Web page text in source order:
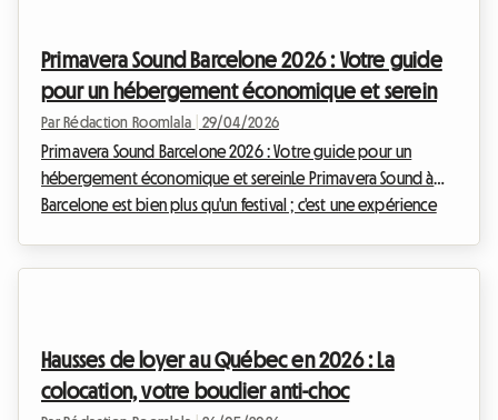
effervescence a un revers : une te...
Primavera Sound Barcelone 2026 : Votre guide
pour un hébergement économique et serein
Par Rédaction Roomlala 29/04/2026
Primavera Sound Barcelone 2026 : Votre guide pour un
hébergement économique et sereinLe Primavera Sound à
Barcelone est bien plus qu'un festival ; c'est une expérience
s'envolent vite, de 245 € à 450 € pour...
Hausses de loyer au Québec en 2026 : La
colocation, votre bouclier anti-choc